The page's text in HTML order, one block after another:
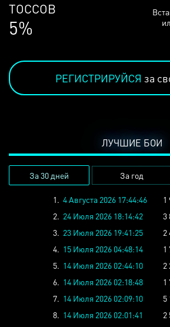
ЛЮДЕЙ
69%
РЕГИСТРИРУЙСЯ за
ЛУЧШИЕ БОИ
За 30 дней За год
1. 4 Августа 2026 17:44:46
1
2. 24 Июля 2026 18:14:42
3
3. 23 Июля 2026 19:41:25
2
4. 15 Июля 2026 04:48:14
1
5. 14 Июля 2026 02:44:10
2
6. 14 Июля 2026 02:18:48
1
7. 14 Июля 2026 02:09:10
5
8. 14 Июля 2026 02:01:41
2